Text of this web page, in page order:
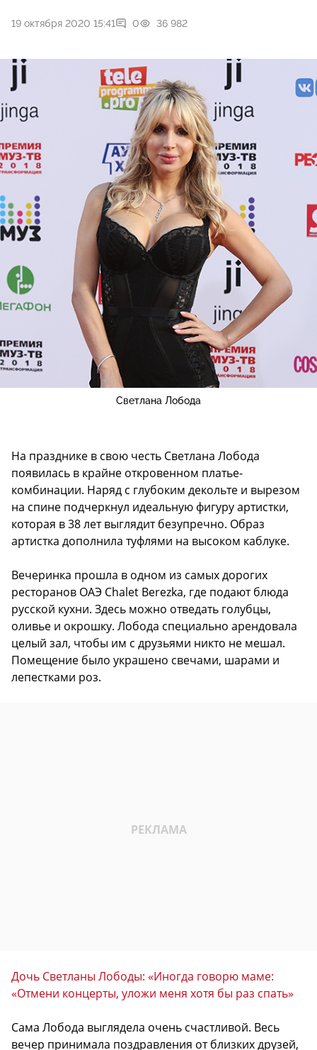
19 октября 2020 15:41 0 36 982
Светлана Лобода
На празднике в свою честь Светлана Лобода
появилась в крайне откровенном платье-
комбинации. Наряд с глубоким декольте и вырезом
на спине подчеркнул идеальную фигуру артистки,
которая в 38 лет выглядит безупречно. Образ
артистка дополнила туфлями на высоком каблуке.
Вечеринка прошла в одном из самых дорогих
ресторанов ОАЭ Chalet Berezka, где подают блюда
русской кухни. Здесь можно отведать голубцы,
оливье и окрошку. Лобода специально арендовала
целый зал, чтобы им с друзьями никто не мешал.
Помещение было украшено свечами, шарами и
лепестками роз.
Дочь Светланы Лободы: «Иногда говорю маме:
«Отмени концерты, уложи меня хотя бы раз спать»
Сама Лобода выглядела очень счастливой. Весь
вечер принимала поздравления от близких друзей,